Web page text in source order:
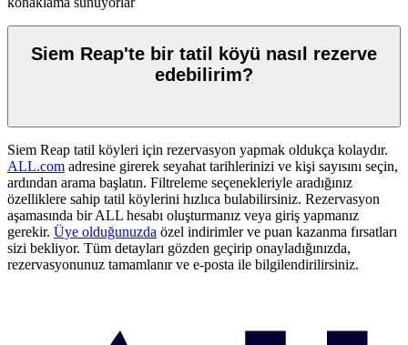
Siem Reap'te bir tatil köyü nasıl rezerve
edebilirim?
Siem Reap tatil köyleri için rezervasyon yapmak oldukça kolaydır.
ALL.com adresine girerek seyahat tarihlerinizi ve kişi sayısını seçin,
ardından arama başlatın. Filtreleme seçenekleriyle aradığınız
özelliklere sahip tatil köylerini hızlıca bulabilirsiniz. Rezervasyon
aşamasında bir ALL hesabı oluşturmanız veya giriş yapmanız
gerekir. Üye olduğunuzda özel indirimler ve puan kazanma fırsatları
sizi bekliyor. Tüm detayları gözden geçirip onayladığınızda,
rezervasyonunuz tamamlanır ve e-posta ile bilgilendirilirsiniz.